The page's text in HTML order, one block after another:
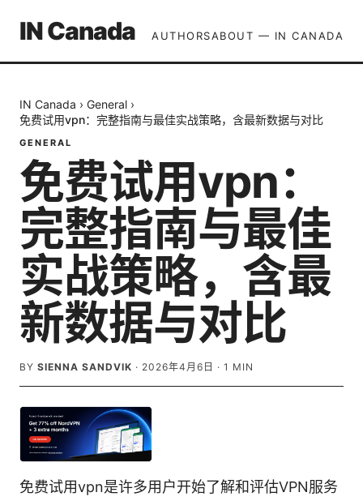
IN Canada AUTHORSABOUT — IN CANADA
IN Canada › General ›
免费试用vpn：完整指南与最佳实战策略，含最新数据与对比
GENERAL
免费试用vpn：
完整指南与最佳
实战策略，含最
新数据与对比
BY SIENNA SANDVIK · 2026年4月6日 · 1 MIN
免费试用vpn是许多用户开始了解和评估VPN服务